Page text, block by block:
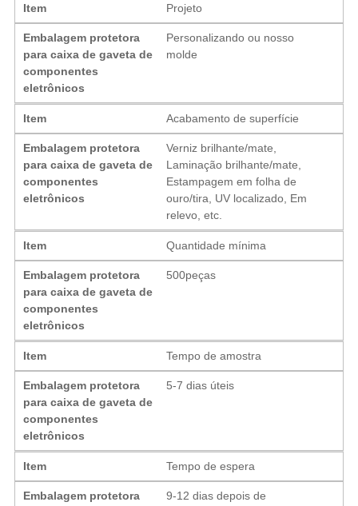
Item Projeto
Embalagem protetora
para caixa de gaveta de
componentes
eletrônicos
Personalizando ou nosso
molde
Item Acabamento de superfície
Embalagem protetora
para caixa de gaveta de
componentes
eletrônicos
Verniz brilhante/mate,
Laminação brilhante/mate,
Estampagem em folha de
ouro/tira, UV localizado, Em
relevo, etc.
Item Quantidade mínima
Embalagem protetora
para caixa de gaveta de
componentes
eletrônicos
500peças
Item Tempo de amostra
Embalagem protetora
para caixa de gaveta de
componentes
eletrônicos
5-7 dias úteis
Item Tempo de espera
Embalagem protetora
9-12 dias depois de